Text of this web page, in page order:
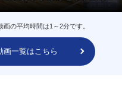
の平均時間は1～2分です。
画一覧はこちら